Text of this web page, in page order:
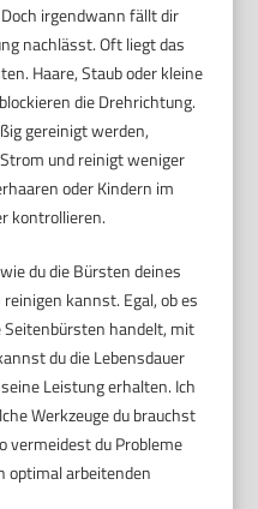
irgendwann fällt dir
nachlässt. Oft liegt das
Haare, Staub oder kleine
die Drehrichtung.
gereinigt werden,
und reinigt weniger
oder Kindern im
kontrollieren.
du die Bürsten deines
kannst. Egal, ob es
Seitenbürsten handelt, mit
du die Lebensdauer
Leistung erhalten. Ich
Werkzeuge du brauchst
vermeidest du Probleme
optimal arbeitenden